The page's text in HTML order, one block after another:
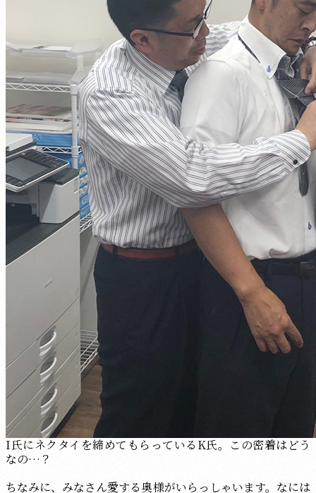
I氏にネクタイを締めてもらっているK氏。この密着はどう
なの…？
ちなみに、みなさん愛する奥様がいらっしゃいます。なには